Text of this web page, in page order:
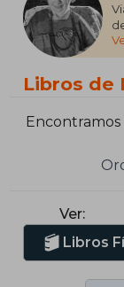
Libros de
Encontramos
Ver:
Libros